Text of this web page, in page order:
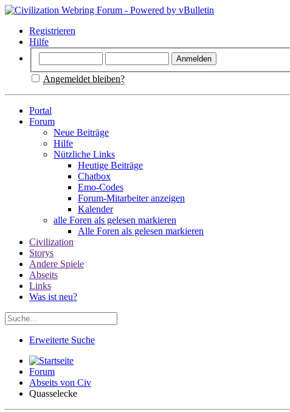
Registrieren
Hilfe
Angemeldet bleiben?
Portal
Forum
Neue Beiträge
Hilfe
Nützliche Links
Heutige Beiträge
Chatbox
Emo-Codes
Forum-Mitarbeiter anzeigen
Kalender
alle Foren als gelesen markieren
Alle Foren als gelesen markieren
Civilization
Storys
Andere Spiele
Abseits
Links
Was ist neu?
Erweiterte Suche
Forum
Abseits von Civ
Quasselecke